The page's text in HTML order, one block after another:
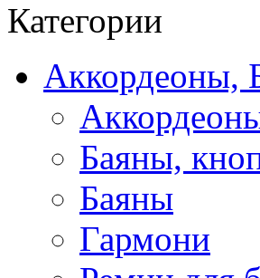
Категории
Аккордеоны,
Баяны,
Баяны
Гармони